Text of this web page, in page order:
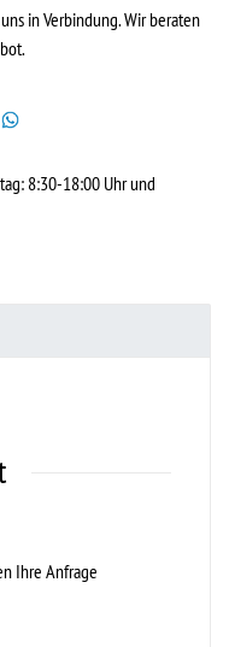
in Verbindung. Wir beraten
8:30-18:00 Uhr und
Ihre Anfrage